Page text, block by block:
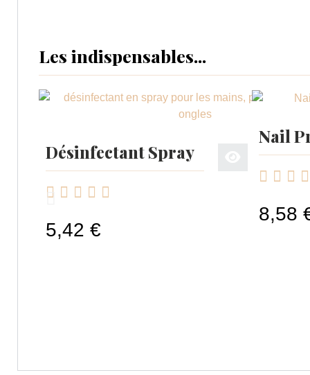
Les indispensables...
Désinfectant Spray
    
5,42 €
Nail
   
8,58